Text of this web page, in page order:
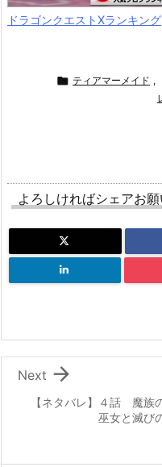
ドラゴンクエストXランキング
 ティアマーメイド ,
よろしければシェアお
【ネタバレ】４話 魔族
巫女と滅び

Next